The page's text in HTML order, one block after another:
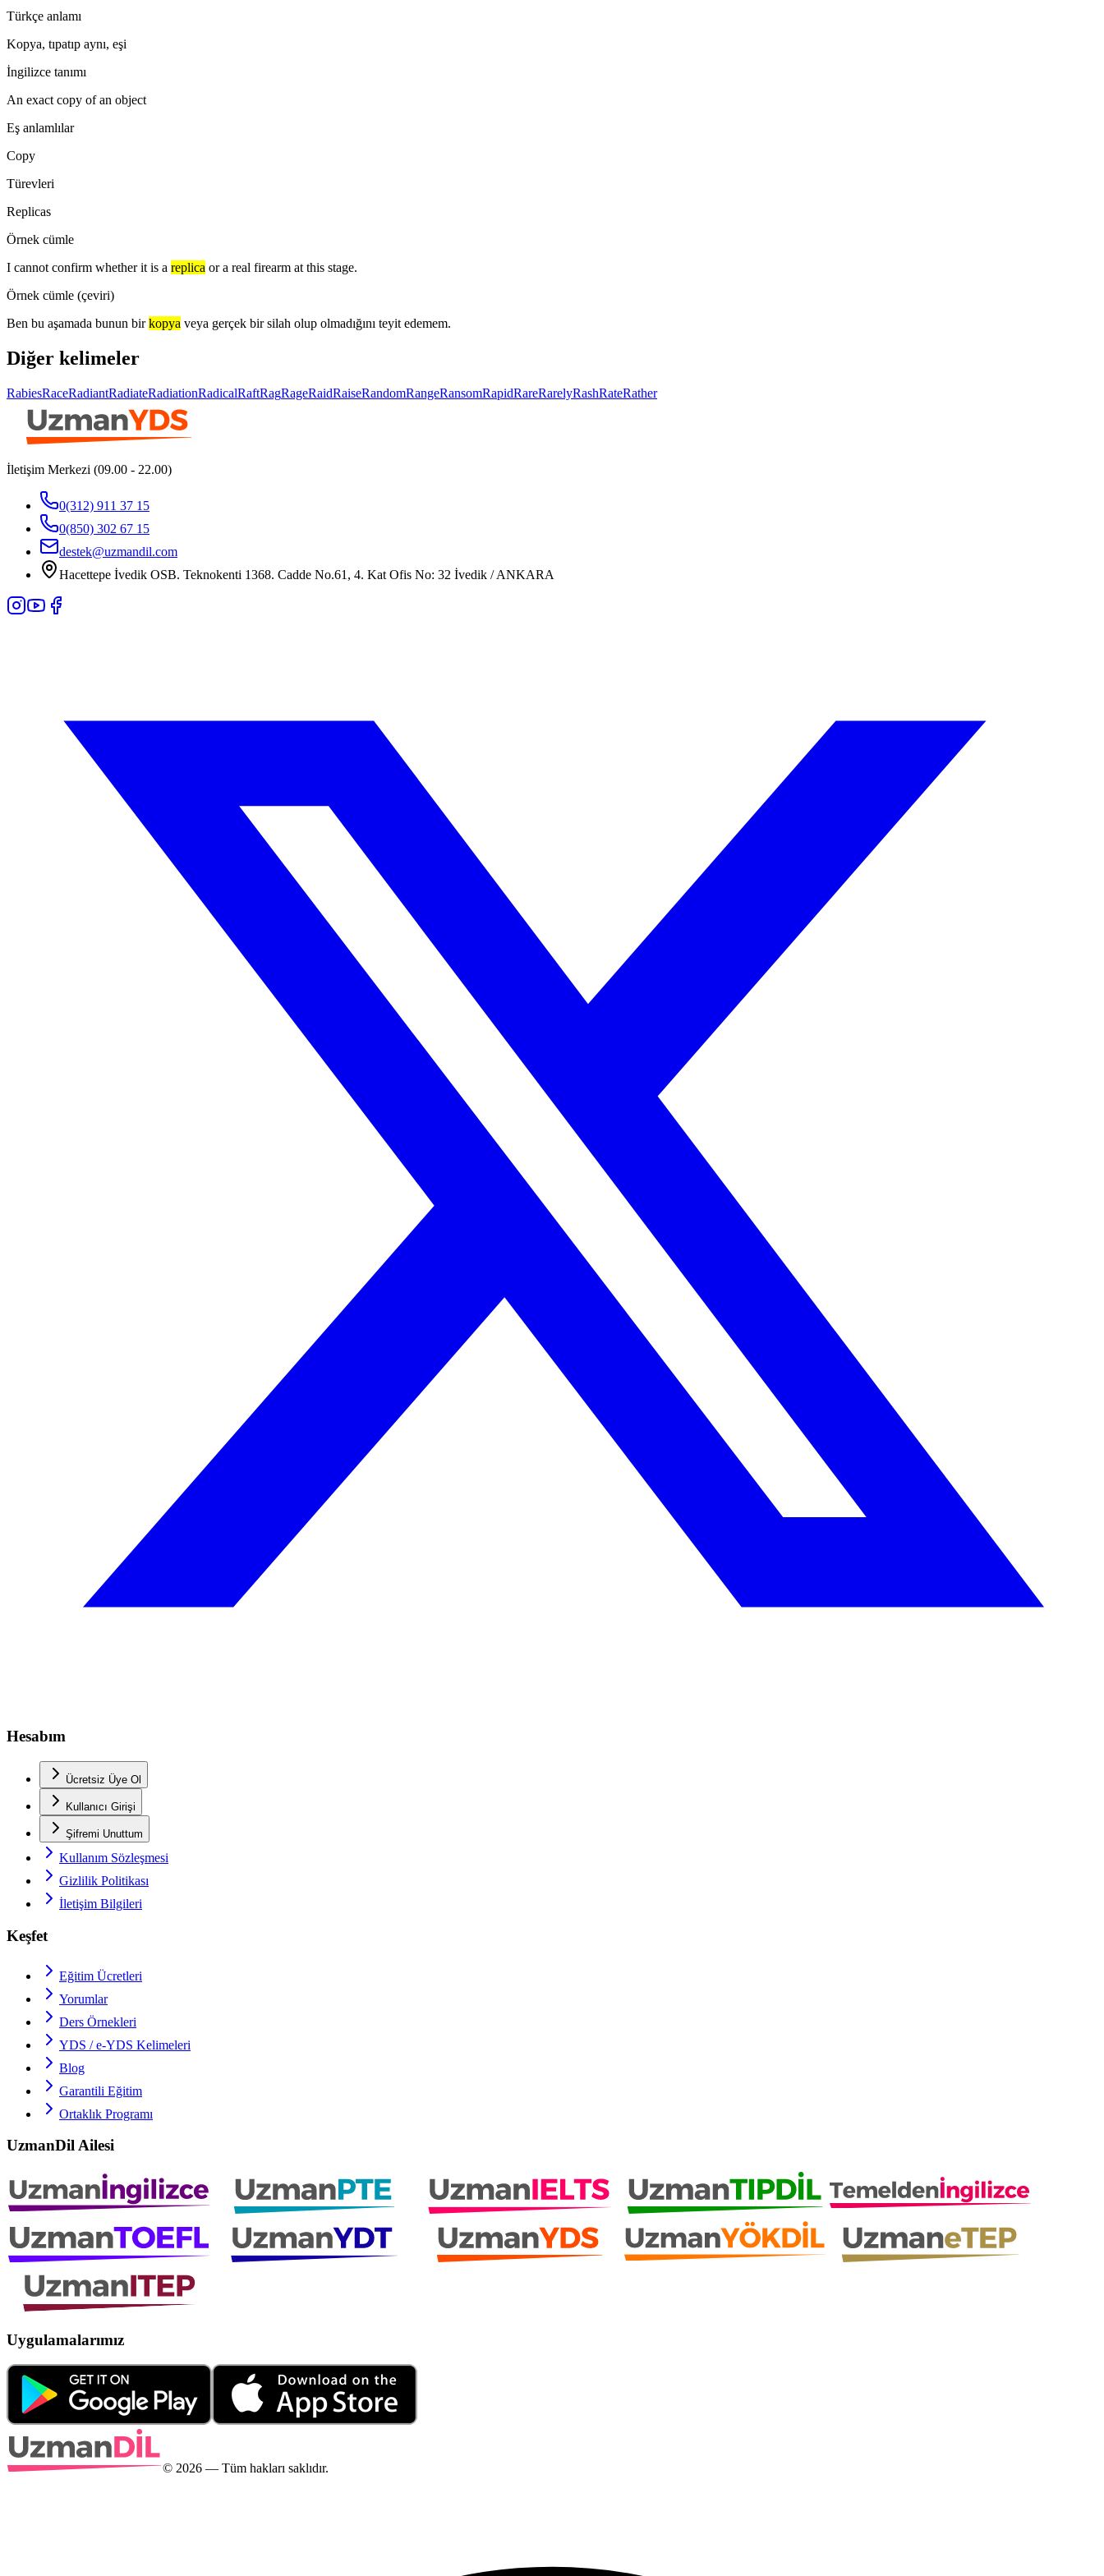
Türkçe anlamı
Kopya, tıpatıp aynı, eşi
İngilizce tanımı
An exact copy of an object
Eş anlamlılar
Copy
Türevleri
Replicas
Örnek cümle
I cannot confirm whether it is a replica or a real firearm at this stage.
Örnek cümle (çeviri)
Ben bu aşamada bunun bir kopya veya gerçek bir silah olup olmadığını teyit edemem.
Diğer kelimeler
RabiesRaceRadiantRadiateRadiationRadicalRaftRagRageRaidRaiseRandomRangeRansomRapidRareRarelyRashRateRather
İletişim Merkezi (09.00 - 22.00)
0(312) 911 37 15
0(850) 302 67 15
destek@uzmandil.com
Hacettepe İvedik OSB. Teknokenti 1368. Cadde No.61, 4. Kat Ofis No: 32 İvedik / ANKARA
Hesabım
Ücretsiz Üye Ol
Kullanıcı Girişi
Şifremi Unuttum
Kullanım Sözleşmesi
Gizlilik Politikası
İletişim Bilgileri
Keşfet
Eğitim Ücretleri
Yorumlar
Ders Örnekleri
YDS / e-YDS Kelimeleri
Blog
Garantili Eğitim
Ortaklık Programı
UzmanDil Ailesi
Uygulamalarımız
© 2026 — Tüm hakları saklıdır.